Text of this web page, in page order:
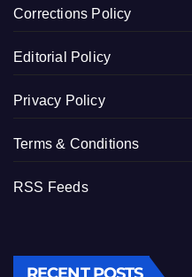
Corrections Policy
Editorial Policy
Privacy Policy
Terms & Conditions
RSS Feeds